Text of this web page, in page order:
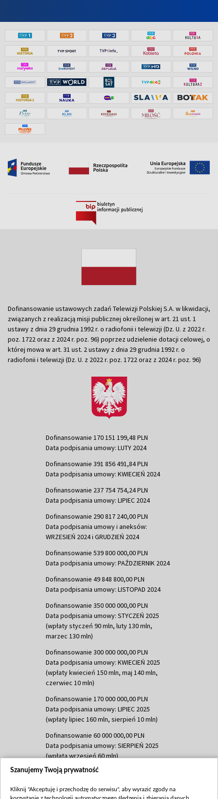
Dofinansowanie ustawowych zadań Telewizji Polskiej S.A. w likwidacji,
związanych z realizacją misji publicznej określonej w art. 21 ust. 1
ustawy z dnia 29 grudnia 1992 r. o radiofonii i telewizji (Dz. U. z 2022 r.
poz. 1722 oraz z 2024 r. poz. 96) poprzez udzielenie dotacji celowej, o
której mowa w art. 31 ust. 2 ustawy z dnia 29 grudnia 1992 r. o
radiofonii i telewizji (Dz. U. z 2022 r. poz. 1722 oraz z 2024 r. poz. 96)
Dofinansowanie 170 151 199,48 PLN
Data podpisania umowy: LUTY 2024
Dofinansowanie 391 856 491,84 PLN
Data podpisania umowy: KWIECIEŃ 2024
Dofinansowanie 237 754 754,24 PLN
Data podpisania umowy: LIPIEC 2024
Dofinansowanie 290 817 240,00 PLN
Data podpisania umowy i aneksów:
WRZESIEŃ 2024 i GRUDZIEŃ 2024
Dofinansowanie 539 800 000,00 PLN
Data podpisania umowy: PAŹDZIERNIK 2024
Dofinansowanie 49 848 800,00 PLN
Data podpisania umowy: LISTOPAD 2024
Dofinansowanie 350 000 000,00 PLN
Data podpisania umowy: STYCZEŃ 2025
(wpłaty styczeń 90 mln, luty 130 mln,
marzec 130 mln)
Dofinansowanie 300 000 000,00 PLN
Data podpisania umowy: KWIECIEŃ 2025
(wpłaty kwiecień 150 mln, maj 140 mln,
czerwiec 10 mln)
Dofinansowanie 170 000 000,00 PLN
Data podpisania umowy: LIPIEC 2025
(wpłaty lipiec 160 mln, sierpień 10 mln)
Dofinansowanie 60 000 000,00 PLN
Data podpisania umowy: SIERPIEŃ 2025
(wpłata wrzesień 60 mln)
Dofinansowanie 635 783 051,21 PLN
(wpłata wrzesień 100 mln, październik 350
Szanujemy Twoją prywatność
Kliknij "Akceptuję i przechodzę do serwisu", aby wyrazić zgody na